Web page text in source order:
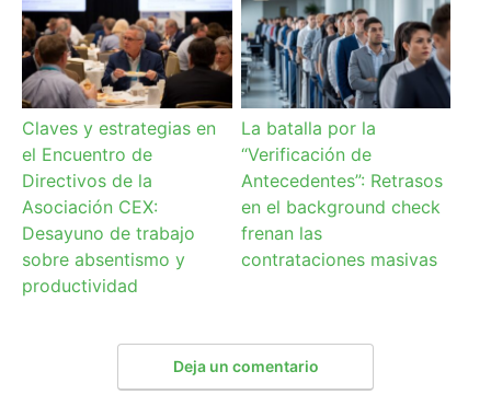
Claves y estrategias en
el Encuentro de
Directivos de la
Asociación CEX:
Desayuno de trabajo
sobre absentismo y
productividad
La batalla por la
“Verificación de
Antecedentes”: Retrasos
en el background check
frenan las
contrataciones masivas
Deja un comentario